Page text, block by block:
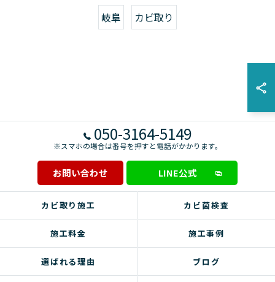
岐阜 カビ取り
050-3164-5149
※スマホの場合は番号を押すと電話がかかります。
お問い合わせ LINE公式
カビ取り施工 カビ菌検査
施工料金 施工事例
選ばれる理由 ブログ